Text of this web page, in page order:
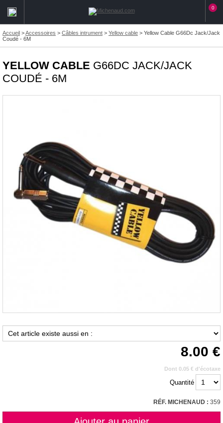
0
Accueil >Accessoires > Câbles intrument > Yellow cable > Yellow Cable G66Dc Jack/Jack
Coudé - 6M
YELLOW CABLE G66DC JACK/JACK
COUDÉ - 6M
8.00
Dont 0.05 € d'écotaxe
Quantité
RÉF. MICHENAUD : 359